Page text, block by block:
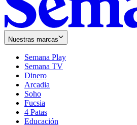
Nuestras marcas
Semana Play
Semana TV
Dinero
Arcadia
Soho
in
new
window
Fucsia
in
new
4 Patas
Educación